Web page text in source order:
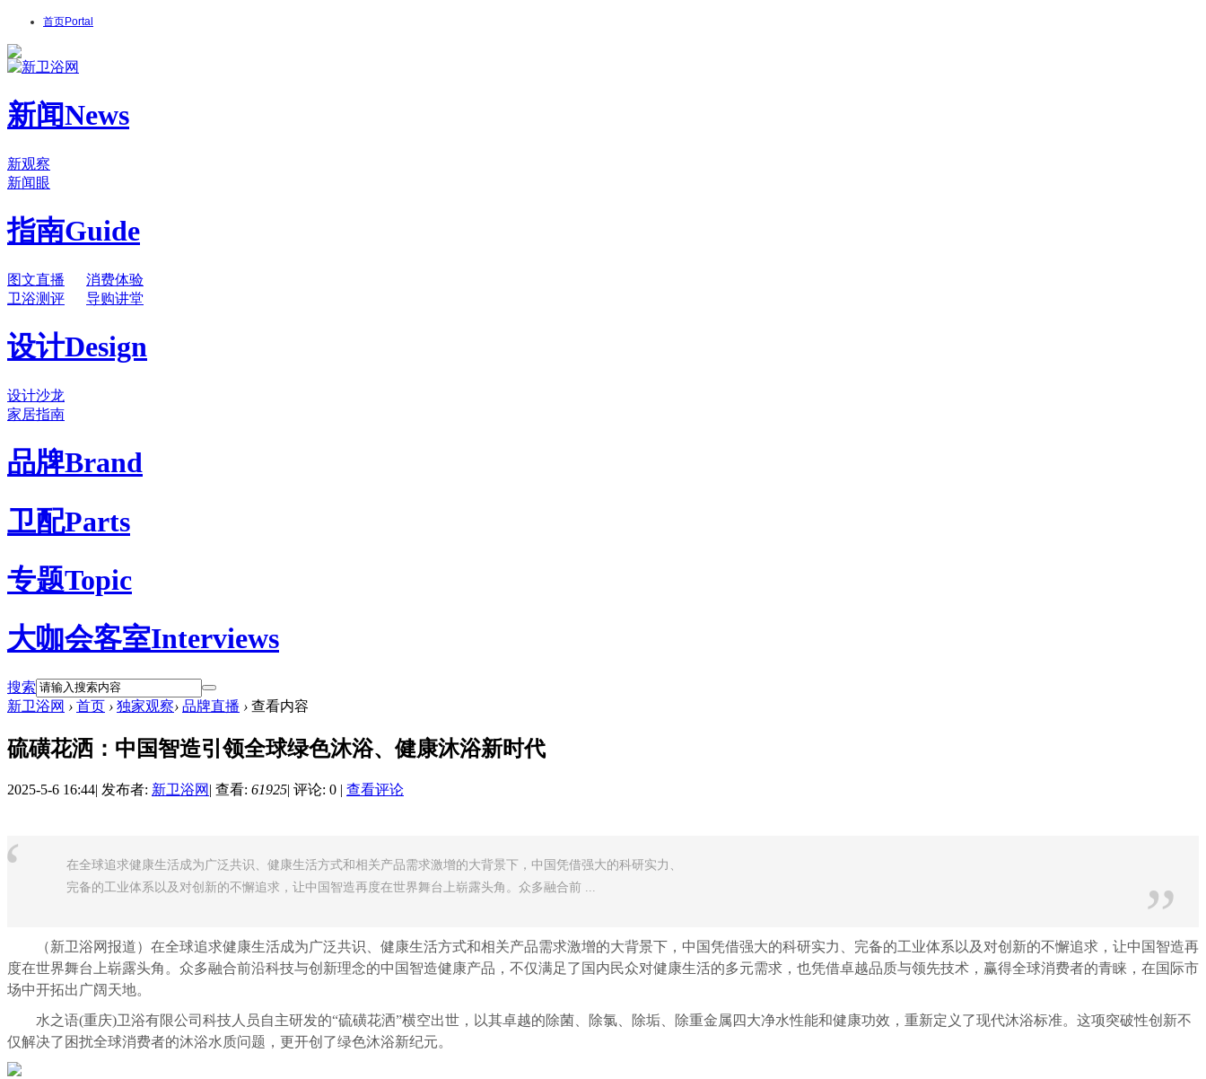
首页Portal
新闻News
新观察
新闻眼
指南Guide
图文直播
消费体验
卫浴测评
导购讲堂
设计Design
设计沙龙
家居指南
品牌Brand
卫配Parts
专题Topic
大咖会客室Interviews
搜索
新卫浴网 › 首页 › 独家观察› 品牌直播 › 查看内容
硫磺花洒：中国智造引领全球绿色沐浴、健康沐浴新时代
2025-5-6 16:44| 发布者: 新卫浴网 | 查看: 61925| 评论: 0 | 查看评论
在全球追求健康生活成为广泛共识、健康生活方式和相关产品需求激增的大背景下，中国凭借强大的科研实力、
完备的工业体系以及对创新的不懈追求，让中国智造再度在世界舞台上崭露头角。众多融合前 ...
”
（新卫浴网报道）在全球追求健康生活成为广泛共识、健康生活方式和相关产品需求激增的大背景下，中国凭借强大的科研实力、完备的工业体系以及对创新的不懈追求，让中国智造再
度在世界舞台上崭露头角。众多融合前沿科技与创新理念的中国智造健康产品，不仅满足了国内民众对健康生活的多元需求，也凭借卓越品质与领先技术，赢得全球消费者的青睐，在国际市
场中开拓出广阔天地。
水之语(重庆)卫浴有限公司科技人员自主研发的“硫磺花洒”横空出世，以其卓越的除菌、除氯、除垢、除重金属四大净水性能和健康功效，重新定义了现代沐浴标准。这项突破性创新不
仅解决了困扰全球消费者的沐浴水质问题，更开创了绿色沐浴新纪元。